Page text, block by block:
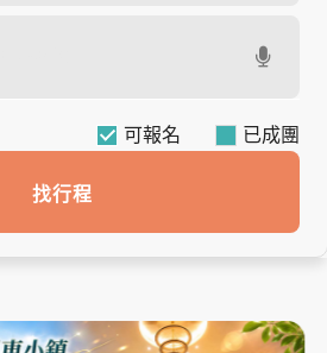
可報名
找行程